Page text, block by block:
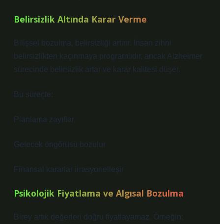
Belirsizlik Altında Karar Verme
Bilişsel bozulma, belirsizliği artırır. İnsan zihni
belirsizlikten kaçınmaya programlıdır, ancak Alzheimer
sürecinde belirsizlik artar ve karar kalitesi düşer.
Bu süreçte:
Planlama zayıflar
Gelecek öngörüsü bozulur
Finansal kararlar irrasyonelleşir
Psikolojik Fiyatlama ve Algısal Bozulma
Birey artık değerleri doğru fiyatlayamaz. Örneğin: